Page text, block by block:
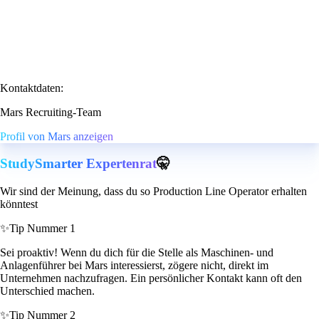
Kontaktdaten:
Mars Recruiting-Team
Profil von Mars anzeigen
StudySmarter Expertenrat🤫
Wir sind der Meinung, dass du so Production Line Operator erhalten
könntest
✨Tip Nummer 1
Sei proaktiv! Wenn du dich für die Stelle als Maschinen- und
Anlagenführer bei Mars interessierst, zögere nicht, direkt im
Unternehmen nachzufragen. Ein persönlicher Kontakt kann oft den
Unterschied machen.
✨Tip Nummer 2